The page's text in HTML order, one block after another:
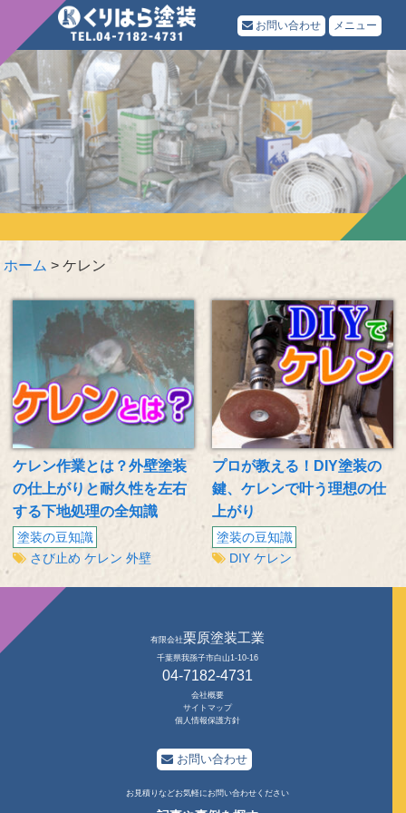
お問い合わせ メニュー
ホーム >ケレン
ケレン作業とは？外壁塗装
の仕上がりと耐久性を左右
する下地処理の全知識
塗装の豆知識
さび止め ケレン 外壁
プロが教える！DIY塗装の
鍵、ケレンで叶う理想の仕
上がり
塗装の豆知識
DIY ケレン
有限会社栗原塗装工業
千葉県我孫子市白山1-10-16
04-7182-4731
会社概要
サイトマップ
個人情報保護方針
お問い合わせ
お見積りなどお気軽にお問い合わせください